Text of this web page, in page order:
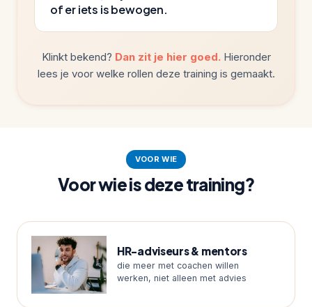
of er iets is bewogen.
Klinkt bekend? Dan zit je hier goed. Hieronder
lees je voor welke rollen deze training is gemaakt.
VOOR WIE
Voor wie is deze training?
HR-adviseurs & mentors
die meer met coachen willen
werken, niet alleen met advies